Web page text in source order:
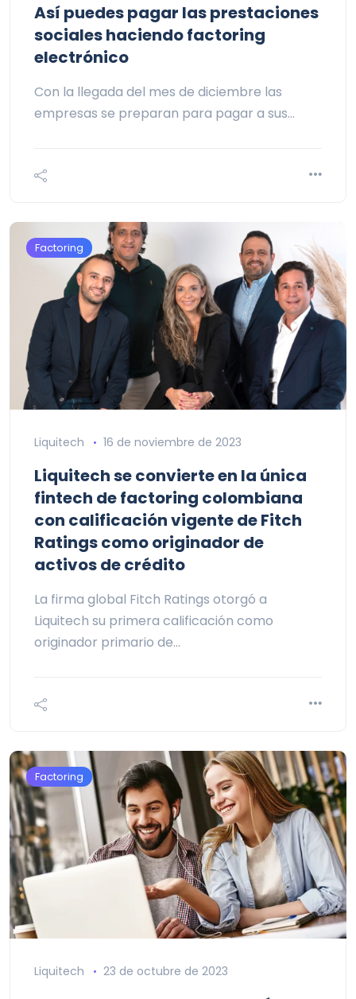
Así puedes pagar las prestaciones
sociales haciendo factoring
electrónico
Con la llegada del mes de diciembre las
empresas se preparan para pagar a sus…
Factoring
Liquitech 16 de noviembre de 2023
Liquitech se convierte en la única
fintech de factoring colombiana
con calificación vigente de Fitch
Ratings como originador de
activos de crédito
La firma global Fitch Ratings otorgó a
Liquitech su primera calificación como
originador primario de…
Factoring
Liquitech 23 de octubre de 2023